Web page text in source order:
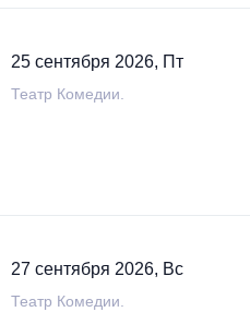
25 сентября 2026, Пт
Театр Комедии.
27 сентября 2026, Вс
Театр Комедии.